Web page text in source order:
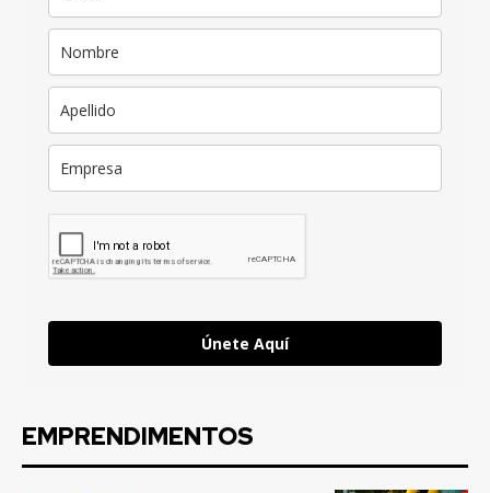
Únete Aquí
EMPRENDIMENTOS